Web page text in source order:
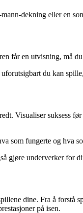
dekning eller en
får en utvisning, må
du kan
Visualiser suksess
som fungerte og
gjøre underverker for
dine. Fra å
på isen.